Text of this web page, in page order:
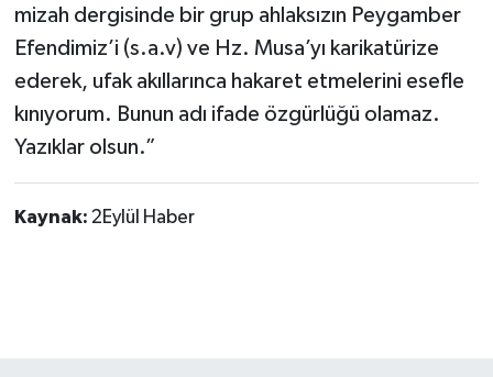
mizah dergisinde bir grup ahlaksızın Peygamber
Efendimiz’i (s.a.v) ve Hz. Musa’yı karikatürize
ederek, ufak akıllarınca hakaret etmelerini esefle
kınıyorum. Bunun adı ifade özgürlüğü olamaz.
Yazıklar olsun.”
Kaynak: 2Eylül Haber